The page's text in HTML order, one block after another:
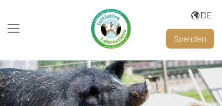
Spenden